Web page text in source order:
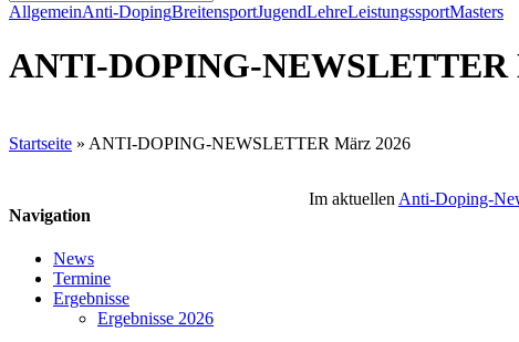
Close
AllgemeinAnti-DopingBreitensportJugendLehreLeistungssportMasters
ANTI-DOPING-NEWSLETTER
Startseite » ANTI-DOPING-NEWSLETTER März 2026
Im aktuellen Anti-Doping-
Navigation
News
Termine
Ergebnisse
Ergebnisse 2026